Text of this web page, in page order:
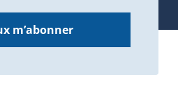
m’abonner